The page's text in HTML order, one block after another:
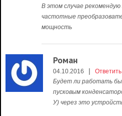
В этом случае
частотные
мощность
Роман
04.10.2016 |
Ответить
Будет ли работать
пусковым
У) через это